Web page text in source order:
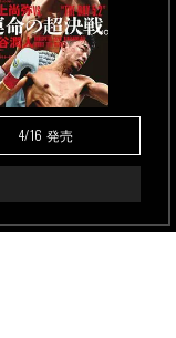
4/16 発売